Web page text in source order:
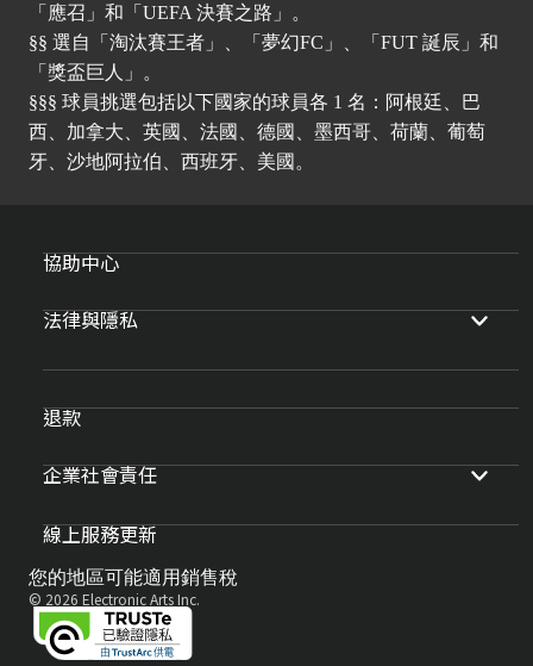
「應召」和「UEFA 決賽之路」。
§§ 選自「淘汰賽王者」、「夢幻FC」、「FUT 誕辰」和
「獎盃巨人」。
§§§ 球員挑選包括以下國家的球員各 1 名：阿根廷、巴
西、加拿大、英國、法國、德國、墨西哥、荷蘭、葡萄
牙、沙地阿拉伯、西班牙、美國。
協助中心
法律與隱私
退款
企業社會責任
線上服務更新
您的地區可能適用銷售稅
© 2026 Electronic Arts Inc.